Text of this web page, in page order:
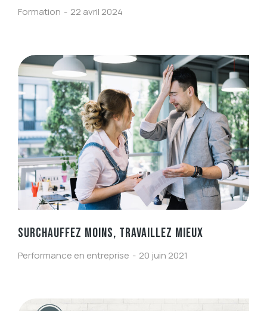
Formation 22 avril 2024
SURCHAUFFEZ MOINS, TRAVAILLEZ MIEUX
Performance en entreprise 20 juin 2021